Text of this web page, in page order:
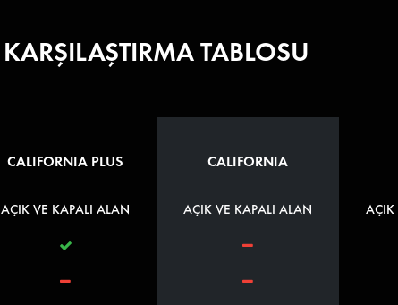
KARŞILAŞTIRMA TABLOSU
CALIFORNIA PLUS
AÇIK VE KAPALI ALAN
CALIFORNIA
AÇIK VE KAPALI ALAN AÇIK